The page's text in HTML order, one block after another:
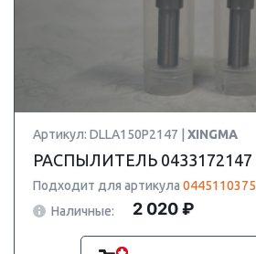
Артикул: DLLA150P2147 | XINGMA
РАСПЫЛИТЕЛЬ 0433172147
Подходит для артикула 0445110375
Наличные:
2 020 ₽